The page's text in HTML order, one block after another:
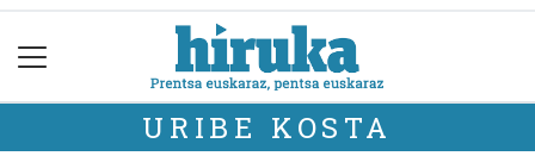
URIBE KOSTA